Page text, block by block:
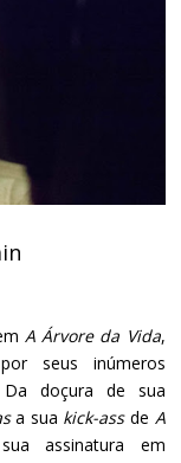
A Árvore da Vida,
seus inúmeros
Da doçura de sua
a sua kick-ass de A
assinatura em